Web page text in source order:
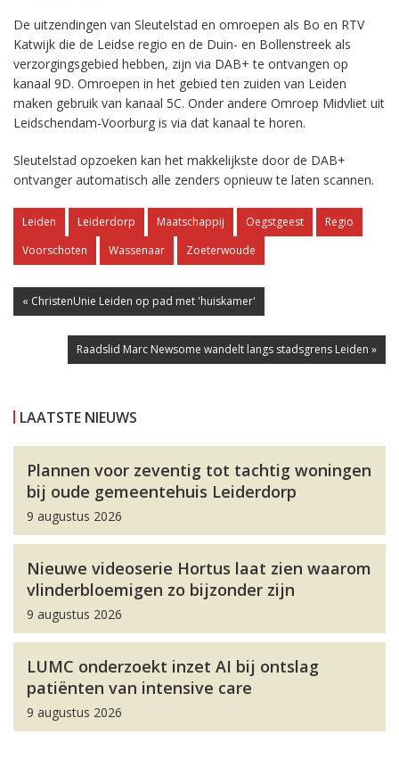
De uitzendingen van Sleutelstad en omroepen als Bo en RTV
Katwijk die de Leidse regio en de Duin- en Bollenstreek als
verzorgingsgebied hebben, zijn via DAB+ te ontvangen op
kanaal 9D. Omroepen in het gebied ten zuiden van Leiden
maken gebruik van kanaal 5C. Onder andere Omroep Midvliet uit
Leidschendam-Voorburg is via dat kanaal te horen.
Sleutelstad opzoeken kan het makkelijkste door de DAB+
ontvanger automatisch alle zenders opnieuw te laten scannen.
Leiden Leiderdorp Maatschappij Oegstgeest
Regio
Voorschoten
Wassenaar Zoeterwoude
« ChristenUnie Leiden op pad met 'huiskamer'
Raadslid Marc Newsome wandelt langs stadsgrens Leiden »
LAATSTE NIEUWS
Plannen voor zeventig tot tachtig woningen
bij oude gemeentehuis Leiderdorp
9 augustus 2026
Nieuwe videoserie Hortus laat zien waarom
vlinderbloemigen zo bijzonder zijn
9 augustus 2026
LUMC onderzoekt inzet AI bij ontslag
patiënten van intensive care
9 augustus 2026